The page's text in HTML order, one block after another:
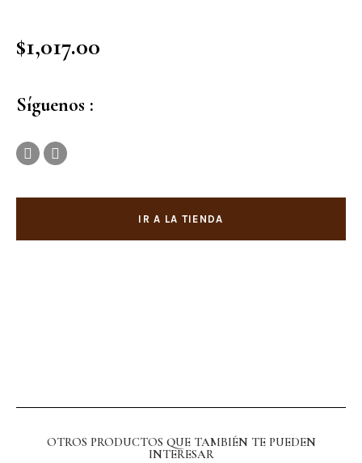
$1,017.00
Síguenos :
IR A LA TIENDA
OTROS PRODUCTOS QUE TAMBIÉN TE PUEDEN
INTERESAR